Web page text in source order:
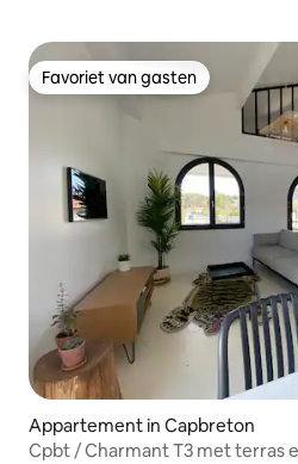
Favoriet van gasten
Favoriet van gasten
Appartement in Capbreton
Cpbt / Charmant T3 met terras